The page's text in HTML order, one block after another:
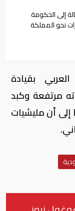
إلى الحكومة
نحو المملكة
بقيادة
مرتفعة وكبد
إلى أن مليشيات